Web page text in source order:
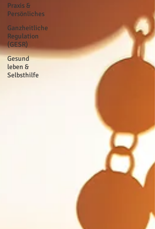
Praxis &
Persönliches
Ganzheitliche
Regulation
(GESR)
Gesund
leben &
Selbsthilfe